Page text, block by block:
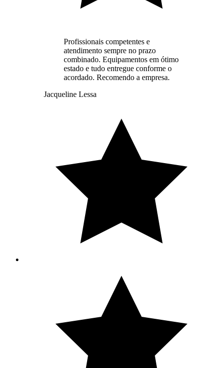
Profissionais competentes e
atendimento sempre no prazo
combinado. Equipamentos em ótimo
estado e tudo entregue conforme o
acordado. Recomendo a empresa.
Jacqueline Lessa